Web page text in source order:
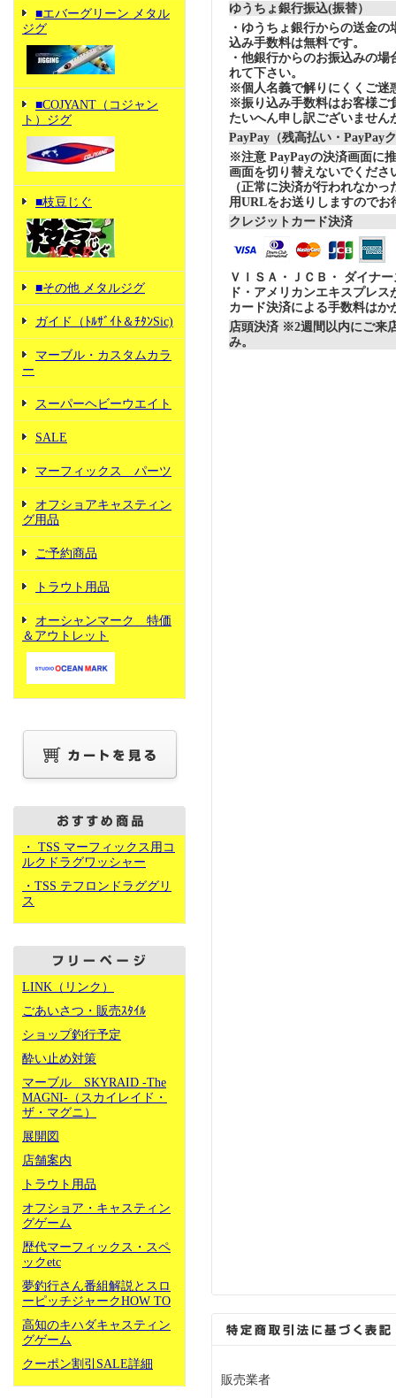
■エバーグリーン メタル
ジグ
■COJYANT（コジャン
ト）ジグ
■枝豆じぐ
■その他 メタルジグ
ガイド（ﾄﾙｻﾞｲﾄ＆ﾁﾀﾝSic)
マーブル・カスタムカラ
ー
スーパーヘビーウエイト
SALE
マーフィックス パーツ
オフショアキャスティン
グ用品
ご予約商品
トラウト用品
オーシャンマーク 特価
＆アウトレット
・ TSS マーフィックス用コ
ルクドラグワッシャー
・TSS テフロンドラググリ
ス
LINK（リンク）
ごあいさつ・販売ｽﾀｲﾙ
ショップ釣行予定
酔い止め対策
マーブル SKYRAID -The
MAGNI-（スカイレイド・
ザ・マグニ）
展開図
店舗案内
トラウト用品
オフショア・キャスティン
グゲーム
歴代マーフィックス・スペ
ックetc
夢釣行さん番組解説とスロ
ーピッチジャークHOW TO
高知のキハダキャスティン
グゲーム
クーポン割引SALE詳細
ゆうちょ銀行振込(振替）
・ゆうちょ銀行からの送金
込み手数料は無料です。
・他銀行からのお振込みの場
れて下さい。
※個人名義で解りにくくご迷
※振り込み手数料はお客様ご
たいへん申し訳ございません
PayPay（残高払い・PayPay
※注意 PayPayの決済画面に
画面を切り替えないでくださ
（正常に決済が行われなか
用URLをお送りしますのでお
クレジットカード決済
ＶＩＳＡ・ＪＣＢ・ ダイナ
ド・アメリカンエキスプレ
カード決済による手数料はか
店頭決済 ※2週間以内にご来
み。
販売業者